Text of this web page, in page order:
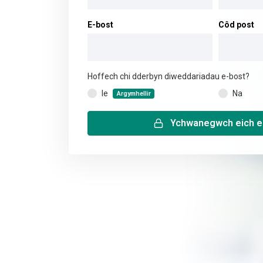
E-bost Côd post
Hoffech chi dderbyn diweddariadau e-bost?
Ie
(Argymhellir) Na
Ychwanegwch eich